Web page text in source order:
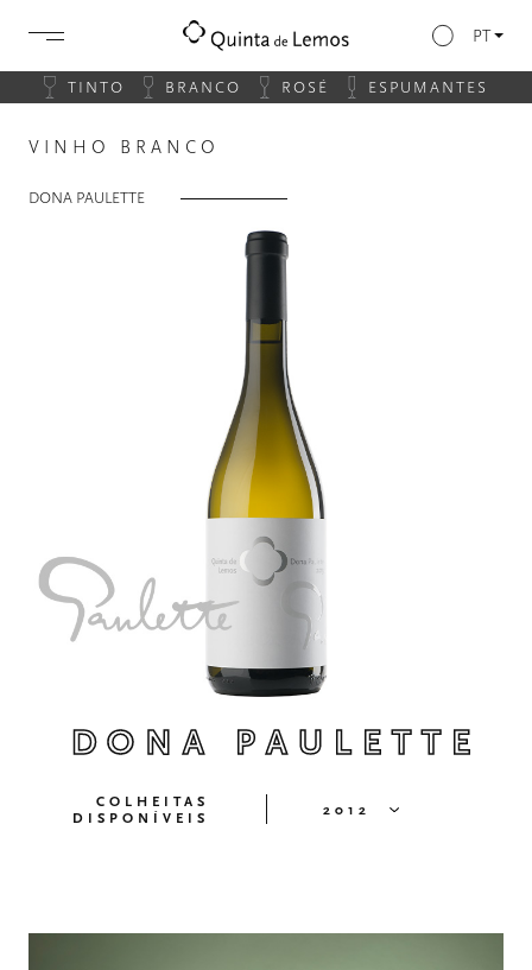
PT
TINTO BRANCO ROSÉ ESPUMANTES
VINHO BRANCO
DONA PAULETTE
DONA PAULETTE
COLHEITAS
DISPONÍVEIS
2012